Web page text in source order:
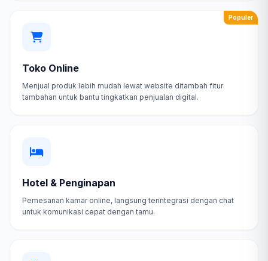
Populer
Toko Online
Menjual produk lebih mudah lewat website ditambah fitur
tambahan untuk bantu tingkatkan penjualan digital.
Hotel & Penginapan
Pemesanan kamar online, langsung terintegrasi dengan chat
untuk komunikasi cepat dengan tamu.